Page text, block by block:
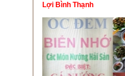
Lợi Bình Thạnh